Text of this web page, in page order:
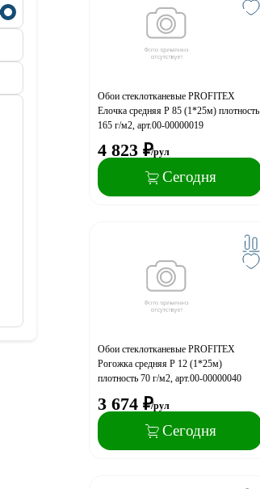
Обои стеклотканевые PROFITEX
Елочка средняя Р 85 (1*25м) плотность
165 г/м2, арт.00-00000019
4 823 ₽/рул
Сегодня
Обои стеклотканевые PROFITEX
Рогожка средняя Р 12 (1*25м)
плотность 70 г/м2, арт.00-00000040
3 674 ₽/рул
Сегодня